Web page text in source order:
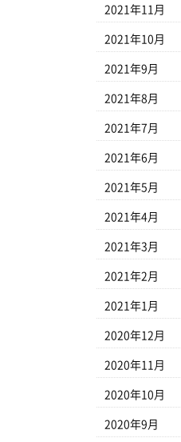
2021年11月
2021年10月
2021年9月
2021年8月
2021年7月
2021年6月
2021年5月
2021年4月
2021年3月
2021年2月
2021年1月
2020年12月
2020年11月
2020年10月
2020年9月